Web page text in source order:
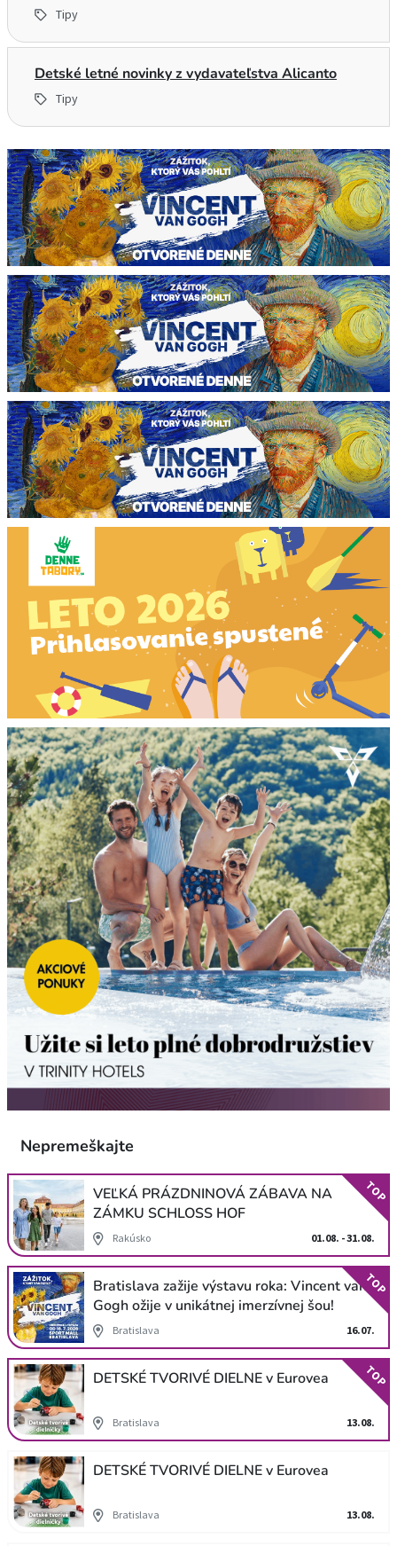
Tipy
Detské letné novinky z vydavateľstva Alicanto
Tipy
Nepremeškajte
VEĽKÁ PRÁZDNINOVÁ ZÁBAVA NA
ZÁMKU SCHLOSS HOF
Rakúsko 01.08. - 31.08.
TOP
Bratislava zažije výstavu roka: Vincent van
Gogh ožije v unikátnej imerzívnej šou!
Bratislava 16.07.
TOP
DETSKÉ TVORIVÉ DIELNE v Eurovea
Bratislava 13.08.
TOP
DETSKÉ TVORIVÉ DIELNE v Eurovea
Bratislava 13.08.